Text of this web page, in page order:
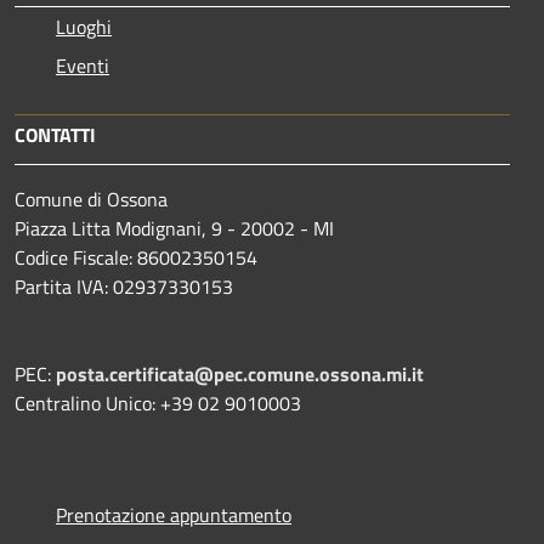
Luoghi
Eventi
CONTATTI
Comune di Ossona
Piazza Litta Modignani, 9 - 20002 - MI
Codice Fiscale: 86002350154
Partita IVA: 02937330153
PEC: posta.certificata@pec.comune.ossona.mi.it
Centralino Unico: +39 02 9010003
Prenotazione appuntamento